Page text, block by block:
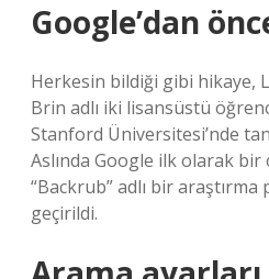
Google’dan
Herkesin bildiği gibi hikaye,
Brin adlı iki lisansüstü
Stanford Üniversitesi’nde
Aslında Google ilk olarak
“Backrub” adlı bir
geçirildi.